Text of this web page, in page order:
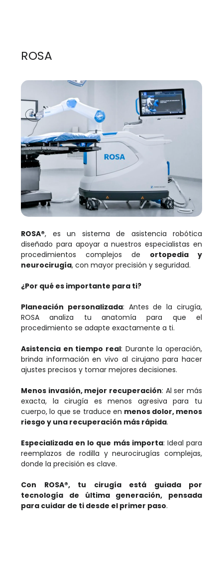
ROSA
ROSA®, es un sistema de asistencia robótica
diseñado para apoyar a nuestros especialistas en
procedimientos complejos de ortopedia y
neurocirugía, con mayor precisión y seguridad.
¿Por qué es importante para ti?
Planeación personalizada: Antes de la cirugía,
ROSA analiza tu anatomía para que el
procedimiento se adapte exactamente a ti.
Asistencia en tiempo real: Durante la operación,
brinda información en vivo al cirujano para hacer
ajustes precisos y tomar mejores decisiones.
Menos invasión, mejor recuperación: Al ser más
exacta, la cirugía es menos agresiva para tu
cuerpo, lo que se traduce en menos dolor, menos
riesgo y una recuperación más rápida.
Especializada en lo que más importa: Ideal para
reemplazos de rodilla y neurocirugías complejas,
donde la precisión es clave.
Con ROSA®, tu cirugía está guiada por
tecnología de última generación, pensada
para cuidar de ti desde el primer paso.